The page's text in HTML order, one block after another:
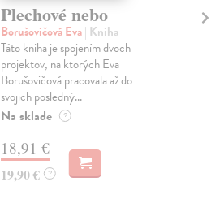
Plechové nebo
Borušovičová Eva| Kniha
Táto kniha je spojením dvoch
projektov, na ktorých Eva
Borušovičová pracovala až do
svojich posledný...
Na sklade ?
18,91 €
19,90 € ?